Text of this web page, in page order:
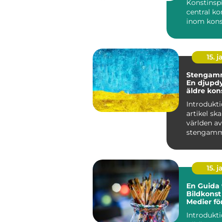
central
inom
15.
En
äldre
artikel
världen av
som ha...
15.
En
Bildkonst
Medier